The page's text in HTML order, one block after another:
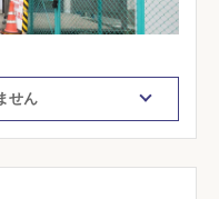
せん